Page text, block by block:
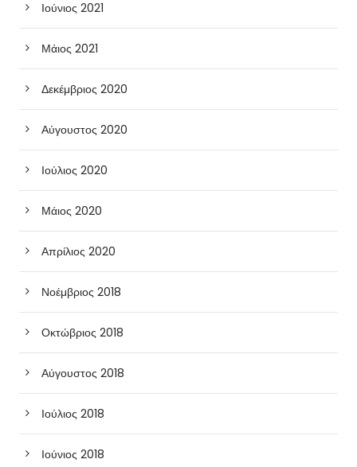
Ιούνιος 2021
Μάιος 2021
Δεκέμβριος 2020
Αύγουστος 2020
Ιούλιος 2020
Μάιος 2020
Απρίλιος 2020
Νοέμβριος 2018
Οκτώβριος 2018
Αύγουστος 2018
Ιούλιος 2018
Ιούνιος 2018